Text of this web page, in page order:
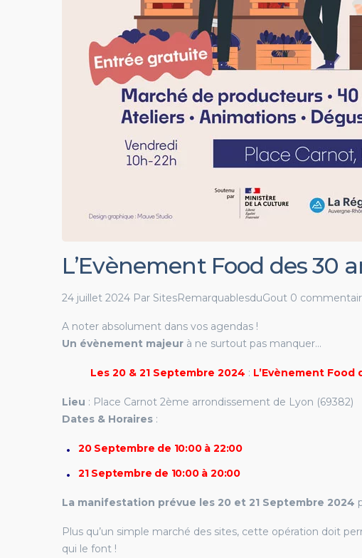
L’Evènement Food des 30
24 juillet 2024 Par SitesRemarquablesduGout 0
A noter absolument dans vos agendas !
Un évènement majeur à ne surtout pas manquer…
Les 20 & 21 Septembre 2024 : L’Evènement Food
Lieu : Place Carnot 2ème arrondissement de Lyon (69382)
Dates & Horaires :
20 Septembre de 10:00 à 22:00
21 Septembre de 10:00 à 20:00
La manifestation prévue les 20 et 21 Septembre 2024
Plus qu’un simple marché des sites, cette opération doit
qui le font !